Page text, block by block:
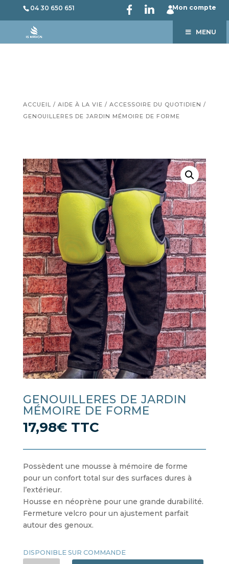
04 30 650 651 Mon compte
MENU
ACCUEIL / AIDE À LA VIE / ACCESSOIRE DU QUOTIDIEN /
GENOUILLERES DE JARDIN MÉMOIRE DE FORME
GENOUILLERES DE JARDIN
MÉMOIRE DE FORME
17,98€ TTC
Possèdent une mousse à mémoire de forme
pour un confort total sur des surfaces dures à
l’extérieur.
Housse en néoprène pour une grande durabilité.
Fermeture velcro pour un ajustement parfait
autour des genoux.
DISPONIBLE SUR COMMANDE